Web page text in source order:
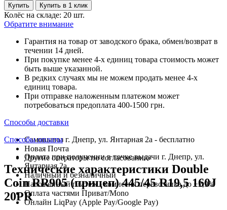
Купить
Купить в 1 клик
Колёс на складе: 20 шт.
Обратите внимание
Гарантия на товар от заводского брака, обмен/возврат в
течении 14 дней.
При покупке менее 4-х единиц товара стоимость может
быть выше указанной.
В редких случаях мы не можем продать менее 4-х
единиц товара.
При отправке наложенным платежом может
потребоваться предоплата 400-1500 грн.
Способы доставки
Самовывоз г. Днепр, ул. Янтарная 2а - бесплатно
Новая Почта
Другие операторы по согласованию
Способы оплаты
Оплата при получении в точке выдачи г. Днепр, ул.
Янтарная 2а
Наличный и безналичный
Наложенный платеж - комиссия перевозчика до +2,9%
Оплата частями Приват/Mono
Онлайн LiqPay (Apple Pay/Google Pay)
Технические характеристики Double
Coin RR905 (прицеп) 445/45 R19,5 160J
20PR